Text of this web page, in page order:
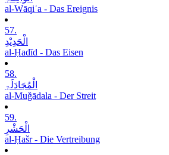
al-Wāqiʿa - Das Ereignis
57.
الْحَدِیْدِ
al-Ḥadīd - Das Eisen
58.
الْمُجَادَلَۃِ
al-Muǧādala - Der Streit
59.
الْحَشْرِ
al-Ḥašr - Die Vertreibung